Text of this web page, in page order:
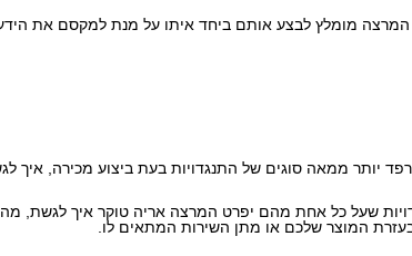
מומלץ לבצע אותם ביחד איתו על מנת למקסם את הידע
יותר ממאה סוגים של התנגדויות בעת ביצוע מכירה, איך
תפגשו למעלה מ100 התנגדויות שעל כל אחת מהם יפרט המרצה אריה
המוצר שלכם או מתן השירות המתאים לו.